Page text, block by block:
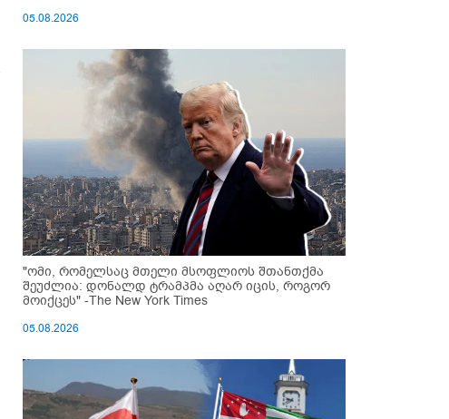
05.08.2026
"ომი, რომელსაც მთელი მსოფლიოს შთანთქმა
შეუძლია: დონალდ ტრამპმა აღარ იცის, როგორ
მოიქცეს" -The New York Times
05.08.2026